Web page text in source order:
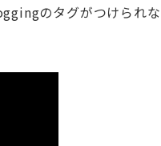
のタグがつけられな